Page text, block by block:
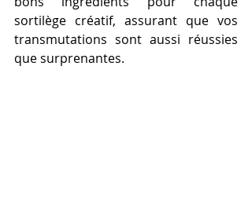
sortilège créatif, assurant que vos
transmutations sont aussi réussies
que surprenantes.